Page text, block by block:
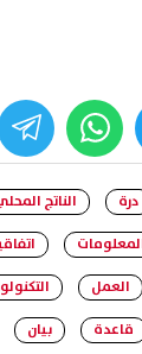
whats
درة الناتج
العمل
قاعدة بيان